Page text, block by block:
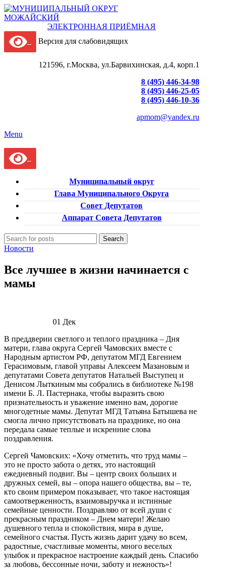
ЭЛЕКТРОННАЯ ПРИЁМНАЯ
Версия для слабовидящих
121596, г.Москва, ул.Барвихинская, д.4, корп.1
8 (495) 446-34-98
8 (495) 446-25-05
8 (495) 446-10-36
apmom@yandex.ru
Menu
Муниципальный округ
Глава Муниципального Округа
Совет Депутатов
Аппарат Совета Депутатов
Search
Новости
Все лучшее в жизни начинается с
мамы
01 Дек
В преддверии светлого и теплого праздника – Дня
матери, глава округа Сергей Чамовских вместе с
Народным артистом РФ, депутатом МГД Евгением
Герасимовым, главой управы Алексеем Мазановым и
депутатами Совета депутатов Натальей Выступец и
Денисом Лыткиным мы собрались в библиотеке №198
имени Б. Л. Пастернака, чтобы выразить свою
признательность и уважение именно вам, дорогие
многодетные мамы. Депутат МГД Татьяна Батышева не
смогла лично присутствовать на празднике, но она
передала самые теплые и искренние слова
поздравления.
Сергей Чамовских: «Хочу отметить, что труд мамы –
это не просто забота о детях, это настоящий
ежедневный подвиг. Вы – центр своих больших и
дружных семей, вы – опора нашего общества, вы – те,
кто своим примером показывает, что такое настоящая
самоотверженность, взаимовыручка и истинные
семейные ценности. Поздравляю от всей души с
прекрасным праздником – Днем матери! Желаю
душевного тепла и спокойствия, мира в душе,
семейного счастья. Пусть жизнь дарит удачу во всем,
радостные, счастливые моменты, много веселых
улыбок и прекрасное настроение каждый день. Спасибо
за любовь, бессонные ночи, заботу и нежность»!